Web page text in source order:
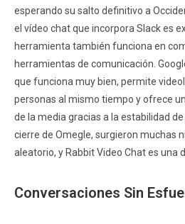
esperando su salto definitivo a
el vídeo chat que incorpora Slack es
herramienta también funciona en
herramientas de comunicación.
que funciona muy bien, permite
personas al mismo tiempo y ofrece
de la media gracias a la estabilidad de
cierre de Omegle, surgieron muchas
aleatorio, y Rabbit Video Chat es una
Conversaciones Sin